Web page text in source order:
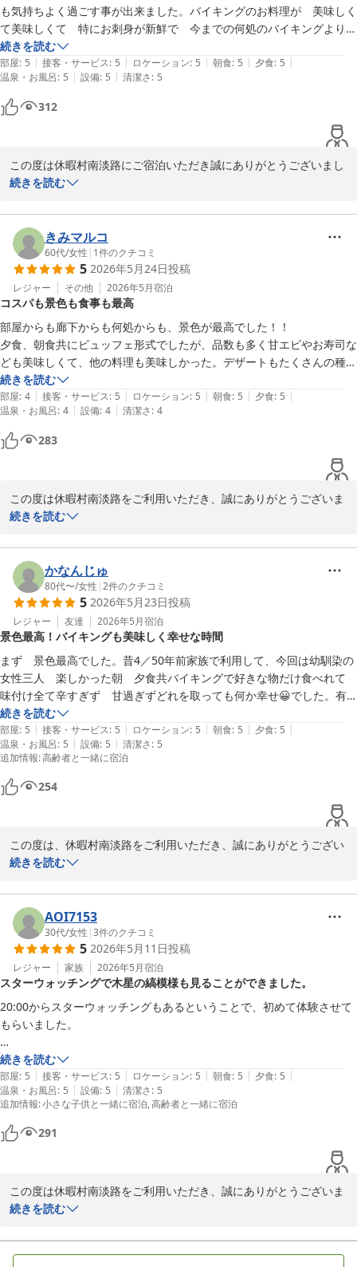
も気持ちよく過ごす事が出来ました。バイキングのお料理が　美味しく
て美味しくて　特にお刺身が新鮮で　今までの何処のバイキングより美
味しかったです。朝食の焼きたてクロワッサンも！部屋の窓からは福良
湾が見え　お風呂からは橋が見え大満足です。また行きたいと思いまし
た。
続きを読む
部屋: 5 | 接客・サービス: 5 | ロケーション: 5 | 朝食: 5 | 夕食: 5 |
温泉・お風呂: 5 | 設備: 5 | 清潔さ: 5
312
この度は休暇村南淡路にご宿泊いただき誠にありがとうございまし
た。
変嬉しく思います。
バイキングのお料理や新鮮なお刺身、焼きたてクロワッサンもお楽
しみいただけて何よりです。
福良湾や橋の景色とともに、心地よい時間をお過ごしいただけたよ
うで安心いたしました。
休暇村 南淡路 ＜淡路島＞
2026-06-05
続きを読む
きみマルコ
60代/女性 | 1件のクチコミ
5 2026年5月24日投稿
レジャー その他 2026年5月宿泊
コスパも景色も食事も最高
部屋からも廊下からも何処からも、景色が最高でした！！
夕食、朝食共にビュッフェ形式でしたが、品数も多く甘エビやお寿司な
ども美味しくて、他の料理も美味しかった。デザートもたくさんの種類
で美味しかったです。
スタッフの方々も、笑顔も対応も良かったです。
また、行きたいです。
平日金曜日泊でしたが、コスパも最高でした。
ありがとうございました。
続きを読む
部屋: 4 | 接客・サービス: 5 | ロケーション: 5 | 朝食: 5 | 夕食: 5 |
温泉・お風呂: 4 | 設備: 4 | 清潔さ: 4
283
この度は休暇村南淡路をご利用いただき、誠にありがとうございま
す。
く拝読いたしました。また、夕食・朝食のビュッフェにつきまして
も、甘エビやお寿司をはじめ、お料理やデザートを美味しくお召し
上がりいただけたようで何よりでございます。
さらに、スタッフの対応や笑顔についてお褒めのお言葉をいただ
き、スタッフ一同大変励みになっております。
平日のご宿泊でコストパフォーマンスにもご満足いただけたとのこ
と、嬉しい限りでございます。
これからも皆様に快適で思い出に残るご滞在をご提供できるよう努
めてまいります。またお会いできます日をスタッフ一同、心よりお
待ちしております。
休暇村 南淡路 ＜淡路島＞
2026-06-05
続きを読む
かなんじゅ
80代〜/女性 |2件のクチコミ
5 2026年5月23日投稿
レジャー 友達 2026年5月宿泊
景色最高！バイキングも美味しく幸せな時間
まず　景色最高でした。昔4／50年前家族で利用して、今回は幼馴染の
女性三人　楽しかった朝　夕食共バイキングで好きな物だけ食べれて
味付け全て辛すぎず　甘過ぎずどれを取っても何か幸せ😀でした。有
難う御座います。
続きを読む
部屋: 5 | 接客・サービス: 5 | ロケーション: 5 | 朝食: 5 | 夕食: 5 |
温泉・お風呂: 5 | 設備: 5 | 清潔さ: 5
追加情報:高齢者と一緒に宿泊
254
この度は、休暇村南淡路をご利用いただき、誠にありがとうござい
ました。
す。
休暇村 南淡路 ＜淡路島＞
2026-05-25
続きを読む
AOI7153
30代/女性 |3件のクチコミ
5 2026年5月11日投稿
レジャー 家族 2026年5月宿泊
スターウォッチングで木星の縞模様も見ることができました。
20:00からスターウォッチングもあるということで、初めて体験させて
もらいました。
大きな天体望遠鏡で初めて木星の縞模様も見ることができて、嬉しかっ
たです。
これを機に、子供も理科に興味を持ってくれるといいなと思います。
続きを読む
部屋: 5 | 接客・サービス: 5 | ロケーション: 5 | 朝食: 5 | 夕食: 5 |
温泉・お風呂: 5 | 設備: 5 | 清潔さ: 5
追加情報:小さな子供と一緒に宿泊 高齢者と一緒に宿泊
291
この度は休暇村南淡路をご利用いただき、誠にありがとうございま
す。
季節によってまた星空も変わりますので、投稿者様のまたのお越し
続きを読む